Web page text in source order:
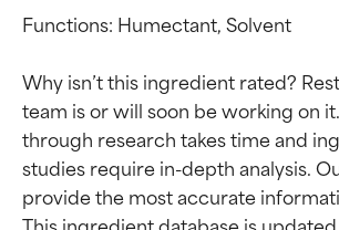
Functions: Humectant, Solvent
Why isn’t this ingredient rated?
team is or will soon be working on
through research takes time and
studies require in-depth analysis.
provide the most accurate
This ingredient database is